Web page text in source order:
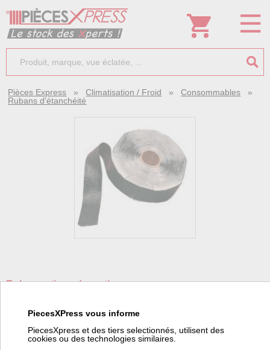
Pièces Express »Climatisation / Froid »Consommables »
Rubans d'étanchéité
Ruban anti condensation
Code barre:2011001000676
Code article Pièces Express:480460
PiecesXPress vous informe
PiecesXpress et des tiers selectionnés, utilisent des
cookies ou des technologies similaires.